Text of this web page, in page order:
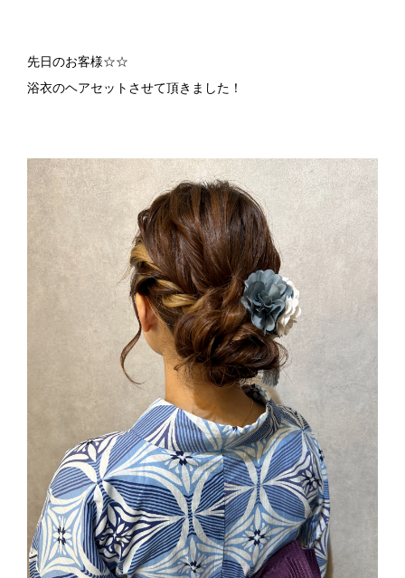
先日のお客様☆☆
浴衣のヘアセットさせて頂きました！